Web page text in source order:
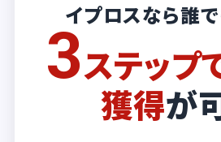
イプロスなら誰
3ステップ
獲得が